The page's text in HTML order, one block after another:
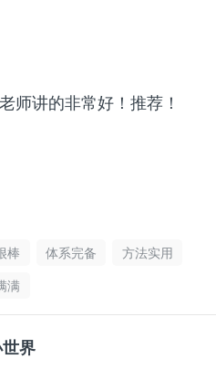
师讲的非常好！推荐！
棒 体系完备
方法实用
满
界